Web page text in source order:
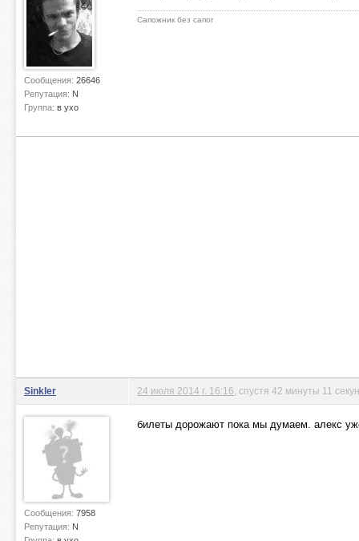
Сообщения: 26646
Репутация: N
Группа: в ухо
Сапожник без сапог
Sinkler
Сообщения: 7958
Репутация: N
24 июля 2014 г. 16:16 , спустя 42 минуты 11
билеты дорожают пока мы думаем. алекс